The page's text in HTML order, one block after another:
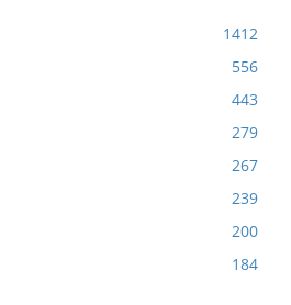
1412
556
443
279
267
239
200
184